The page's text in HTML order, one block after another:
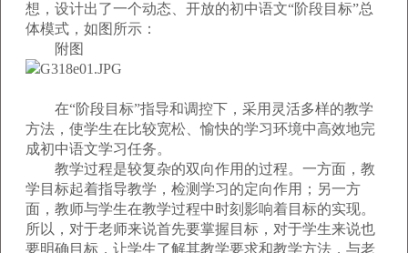
想，设计出了一个动态、开放的初中语文“阶段目标”总
体模式，如图所示：
附图
在“阶段目标”指导和调控下，采用灵活多样的教学
方法，使学生在比较宽松、愉快的学习环境中高效地完
成初中语文学习任务。
教学过程是较复杂的双向作用的过程。一方面，教
学目标起着指导教学，检测学习的定向作用；另一方
面，教师与学生在教学过程中时刻影响着目标的实现。
所以，对于老师来说首先要掌握目标，对于学生来说也
要明确目标，让学生了解其教学要求和教学方法，与老